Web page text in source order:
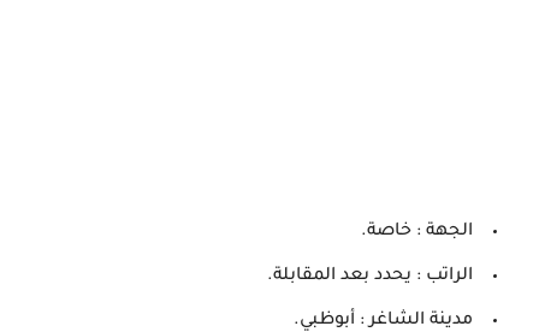
الجهة : خاصة.
الراتب : يحدد بعد المقابلة.
مدينة الشاغر : أبوظبي.